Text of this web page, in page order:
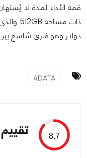
دولار وهو فارق شاسع
ADATA
8.7